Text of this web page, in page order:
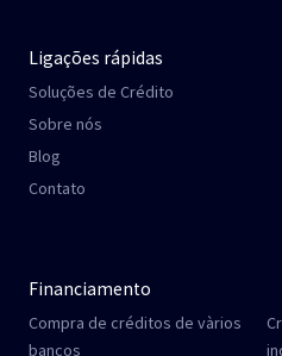
Ligações rápidas
Soluções de Crédito
Sobre nós
Blog
Contato
Financiamento
Compra de créditos de vàrios
bancos